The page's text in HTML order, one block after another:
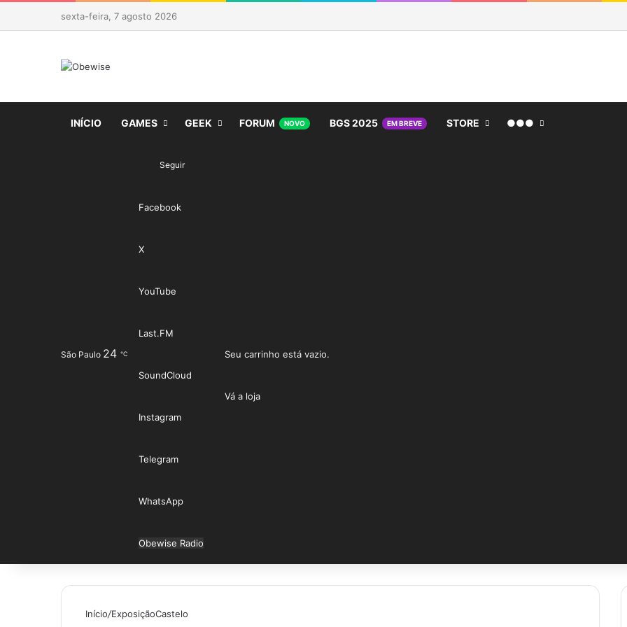
sexta-feira, 7 agosto 2026
INÍCIO GAMES GEEK FORUM NOVO BGS 2025 EM BREVE STORE ●●●
São Paulo 24 ℃
Seguir
Facebook
X
YouTube
Last.FM
SoundCloud
Instagram
Telegram
WhatsApp
Obewise Radio
Entrar
Seu carrinho está vazio.
Vá a loja
Início/ExposiçãoCastelo